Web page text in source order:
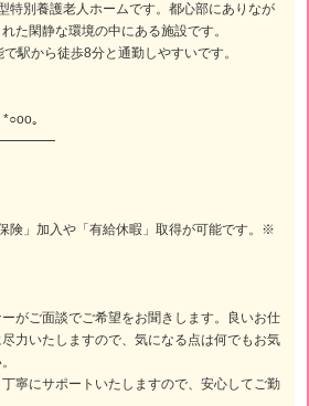
特別養護老人ホームです。都心部にありなが
た閑静な環境の中にある施設です。
駅から徒歩8分と通勤しやすいです。
｡
険」加入や「有給休暇」取得が可能です。※
がご面談でご希望をお聞きします。良いお仕
力いたしますので、気になる点は何でもお気
寧にサポートいたしますので、安心してご勤